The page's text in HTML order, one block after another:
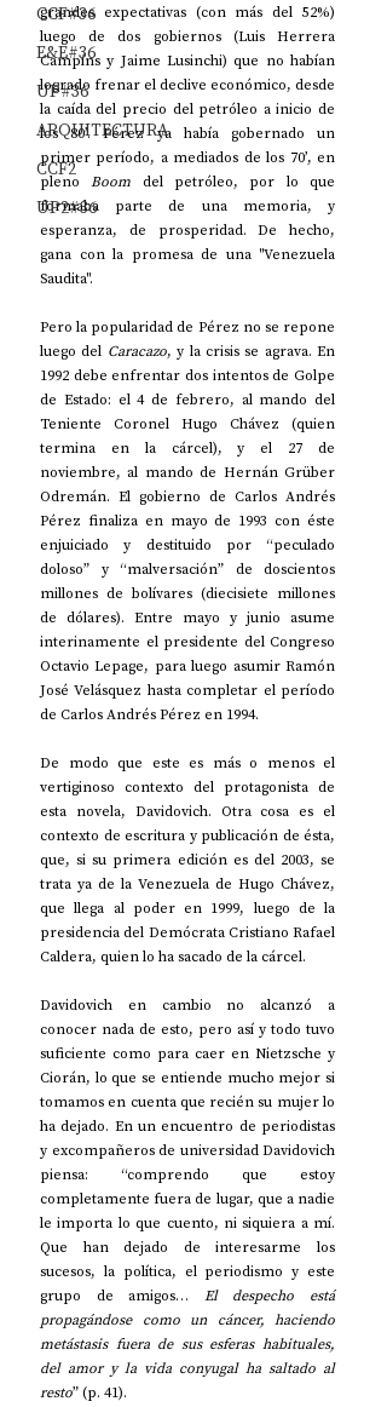
CCF#36
E&E#36
UP#36
ARQUITECTURA
CCF2
UP2#36
grandes expectativas (con más del 52%)
luego de dos gobiernos (Luis Herrera
Campíns y Jaime Lusinchi) que no habían
logrado frenar el declive económico, desde
la caída del precio del petróleo a inicio de
los 80’. Pérez ya había gobernado un
primer período, a mediados de los 70’, en
pleno Boom del petróleo, por lo que
formaba parte de una memoria, y
esperanza, de prosperidad. De hecho,
gana con la promesa de una "Venezuela
Saudita".
Pero la popularidad de Pérez no se repone
luego del Caracazo, y la crisis se agrava. En
1992 debe enfrentar dos intentos de Golpe
de Estado: el 4 de febrero, al mando del
Teniente Coronel Hugo Chávez (quien
termina en la cárcel), y el 27 de
noviembre, al mando de Hernán Grüber
Odremán. El gobierno de Carlos Andrés
Pérez finaliza en mayo de 1993 con éste
enjuiciado y destituido por “peculado
doloso” y “malversación” de doscientos
millones de bolívares (diecisiete millones
de dólares). Entre mayo y junio asume
interinamente el presidente del Congreso
Octavio Lepage, para luego asumir Ramón
José Velásquez hasta completar el período
de Carlos Andrés Pérez en 1994.
De modo que este es más o menos el
vertiginoso contexto del protagonista de
esta novela, Davidovich. Otra cosa es el
contexto de escritura y publicación de ésta,
que, si su primera edición es del 2003, se
trata ya de la Venezuela de Hugo Chávez,
que llega al poder en 1999, luego de la
presidencia del Demócrata Cristiano Rafael
Caldera, quien lo ha sacado de la cárcel.
Davidovich en cambio no alcanzó a
conocer nada de esto, pero así y todo tuvo
suficiente como para caer en Nietzsche y
Ciorán, lo que se entiende mucho mejor si
tomamos en cuenta que recién su mujer lo
ha dejado. En un encuentro de periodistas
y excompañeros de universidad Davidovich
piensa: “comprendo que estoy
completamente fuera de lugar, que a nadie
le importa lo que cuento, ni siquiera a mí.
Que han dejado de interesarme los
sucesos, la política, el periodismo y este
grupo de amigos… El despecho está
propagándose como un cáncer, haciendo
metástasis fuera de sus esferas habituales,
del amor y la vida conyugal ha saltado al
resto” (p. 41).